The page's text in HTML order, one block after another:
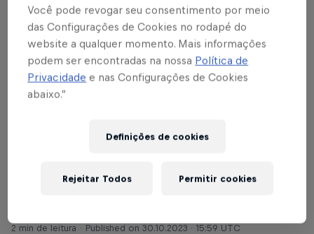
Paulistão de base:
Sub-11 garante boa
vantagem rumo à
final; Sub-12 perde e
Sub-14 vence na ida
2 min de leitura
Published on 30.10.2023 · 15:59 UTC
Você pode revogar seu consentimento por meio
das Configurações de Cookies no rodapé do
website a qualquer momento. Mais informações
podem ser encontradas na nossa Política de
Privacidade e nas Configurações de Cookies
abaixo.”
Definições de cookies
Rejeitar Todos Permitir cookies